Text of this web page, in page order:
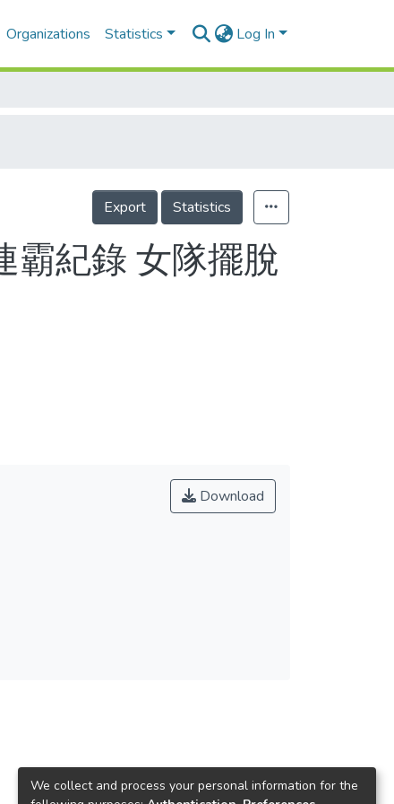
Organizations Statistics Log In
Export Statistics
霸紀錄 女隊擺脫
Download
We collect and process your personal information for the